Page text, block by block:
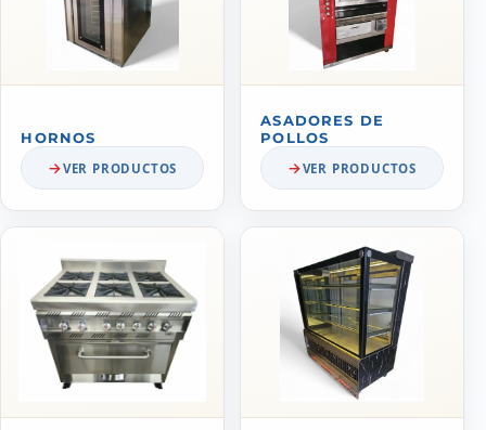
HORNOS
VER PRODUCTOS
ASADORES DE
POLLOS
VER PRODUCTOS